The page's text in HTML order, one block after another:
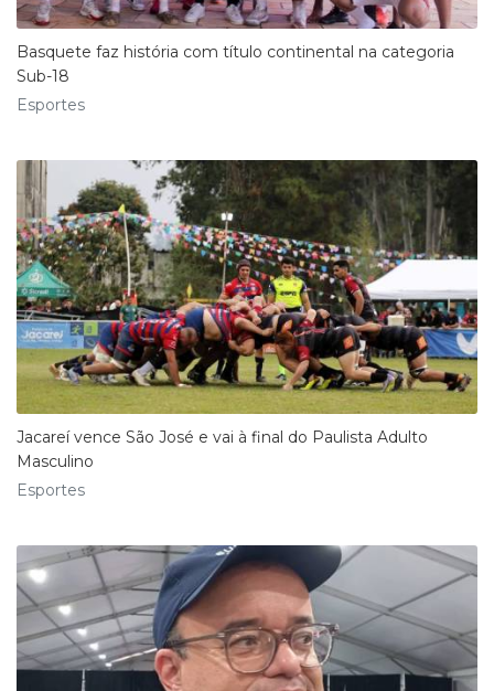
Basquete faz história com título continental na categoria
Sub-18
Esportes
Jacareí vence São José e vai à final do Paulista Adulto
Masculino
Esportes